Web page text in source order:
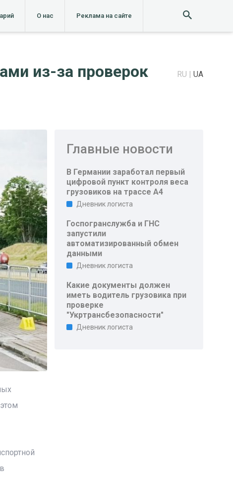
О нас Реклама на сайте
из-за проверок
RU UA
Главные новости
В Германии заработал первый
цифровой пункт контроля веса
грузовиков на трассе A4
Дневник логиста
Госпогранслужба и ГНС
запустили
автоматизированный обмен
данными
Дневник логиста
Какие документы должен
иметь водитель грузовика при
проверке
"Укртрансбезопасности"
Дневник логиста